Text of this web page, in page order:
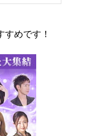
めです！